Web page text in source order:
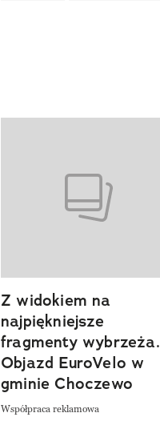
previous element
Z widokiem na
najpiękniejsze
fragmenty wybrzeża.
Objazd EuroVelo w
gminie Choczewo
Współpraca reklamowa